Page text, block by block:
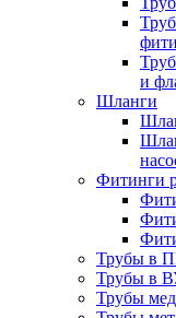
и
Шланги
Фитинги
Трубы в
Трубы в
Трубы